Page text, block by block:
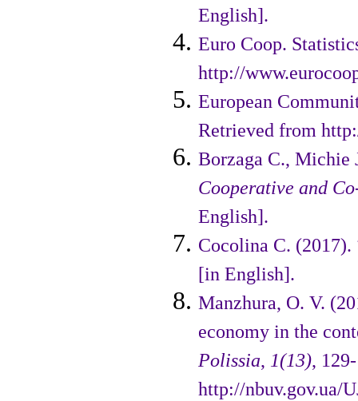
English].
Euro Coop.
http://
European
Retrieved from
Borzaga C.,
Coo­perative and
English].
Cocolina C. (2017).
[in English].
Manzhura, O. V.
economy in the
Polissia, 1(13),
http://nbuv.gov.ua/